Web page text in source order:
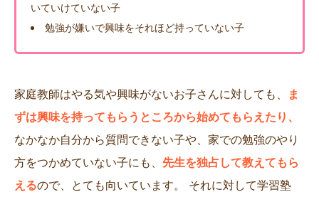
いていけていない子
勉強が嫌いで興味をそれほど持っていない子
家庭教師はやる気や興味がないお子さんに対しても、
ま
ずは興味を持ってもらうところから始めてもらえたり、
なかなか自分から質問できない子や、家での勉強のやり
方をつかめていない子にも、 先生を独占して教えてもら
えるので、とても向いています。 それに対して学習塾